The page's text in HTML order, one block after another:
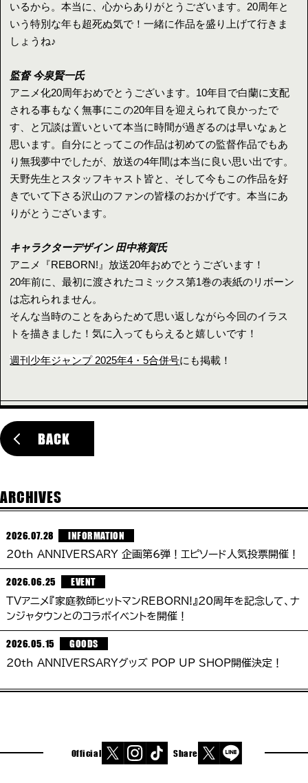
いるから。本当に、心からありがとうございます。20周年と
いう特別な年も超死ぬ気で！一緒に作品を盛り上げて行きま
しょうね♪
監督 今泉賢一氏
アニメ化20周年おめでとうございます。10年目で白蘭に支配
される事もなく無事にこの20年目を迎えられて良かったで
す、と冗談は置いといて本当に時間が過ぎるのは早いなぁと
思います。自分にとってこの作品は初めての監督作品でもあ
り無我夢中でしたが、放送の4年間は本当に良い思い出です。
天野先生とスタッフキャスト皆と、そして今もこの作品を好
きでいて下さる沢山のファンの皆様のおかげです。本当にあ
りがとうございます。
キャラクターデザイン 田中将賀氏
アニメ『REBORN!』放送20年おめでとうございます！
20年前に、最初に渡されたコミックス第1巻の表紙のリボーン
は忘れられません。
そんな当時のことをあらためて思い返しながら今回のイラス
トを描きました！気に入ってもらえると嬉しいです！
週刊少年ジャンプ 2025年4・5合併号にも掲載！
BACK
ARCHIVES
2026.07.28 INFORMATION
20th ANNIVERSARY 企画第6弾！エピソード人気投票開催！
2026.06.25 EVENT
TVアニメ『家庭教師ヒットマンREBORN!』20周年を記念して、ナ
ンジャタウンとのコラボイベントを開催！
2026.05.15 GOODS
20th ANNIVERSARYグッズ POP UP SHOP開催決定！
Official Share